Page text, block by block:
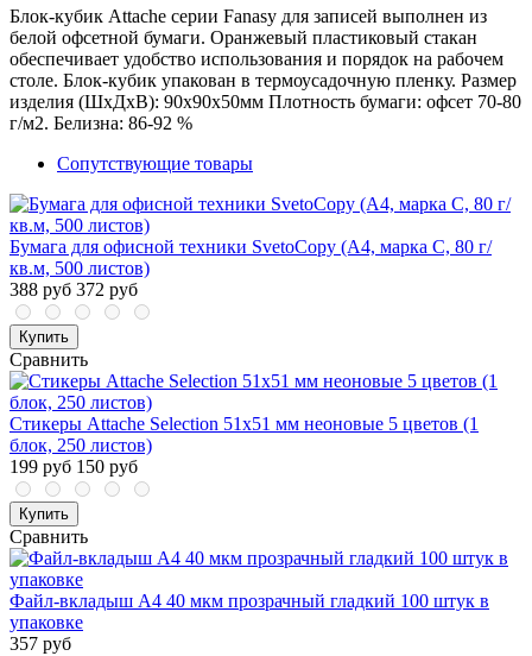
Блок-кубик Attache серии Fanasy для записей выполнен из
белой офсетной бумаги. Оранжевый пластиковый стакан
обеспечивает удобство использования и порядок на рабочем
столе. Блок-кубик упакован в термоусадочную пленку. Размер
изделия (ШхДхВ): 90х90х50мм Плотность бумаги: офсет 70-80
г/м2. Белизна: 86-92 %
Сопутствующие товары
Бумага для офисной техники SvetoCopy (A4, марка C, 80 г/
кв.м, 500 листов)
388 руб 372 руб
Купить
Сравнить
Стикеры Attache Selection 51х51 мм неоновые 5 цветов (1
блок, 250 листов)
199 руб 150 руб
Купить
Сравнить
Файл-вкладыш А4 40 мкм прозрачный гладкий 100 штук в
упаковке
357 руб